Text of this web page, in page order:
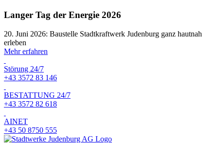
Langer Tag der Energie 2026
20. Juni 2026: Baustelle Stadtkraftwerk Judenburg ganz hautnah
erleben
Mehr erfahren
Störung 24/7
+43 3572 83 146
BESTATTUNG 24/7
+43 3572 82 618
AINET
+43 50 8750 555